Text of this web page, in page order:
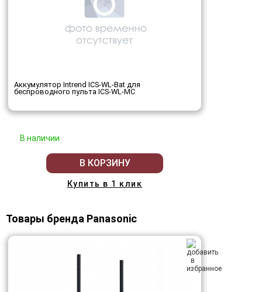
Аккумулятор Intrend ICS-WL-Bat для
беспроводного пульта ICS-WL-MC
В наличии
В КОРЗИНУ
Купить в 1 клик
Товары бренда Panasonic